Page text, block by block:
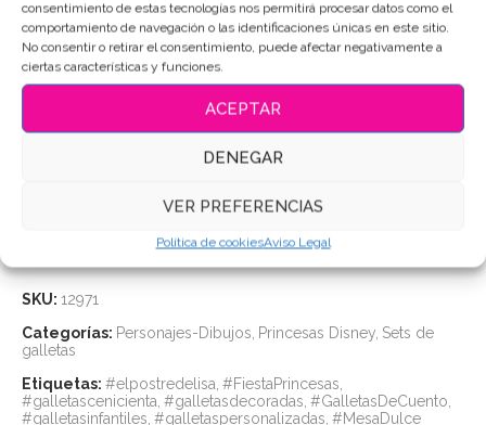
consentimiento de estas tecnologías nos permitirá procesar datos como el
comportamiento de navegación o las identificaciones únicas en este sitio.
No consentir o retirar el consentimiento, puede afectar negativamente a
ciertas características y funciones.
ACEPTAR
DENEGAR
VER PREFERENCIAS
Política de cookiesAviso Legal
Mantener cerradas, en un lugar fresco y seco (sin
nevera).
Duración: hasta2 mesesen perfectas condiciones.
Puedes consultar los ingredientesaquí.
SKU: 12971
Categorías: Personajes-Dibujos Princesas Disney Sets de
galletas
Etiquetas: #elpostredelisa #FiestaPrincesas
#galletascenicienta #galletasdecoradas #GalletasDeCuento
#galletasinfantiles #galletaspersonalizadas #MesaDulce